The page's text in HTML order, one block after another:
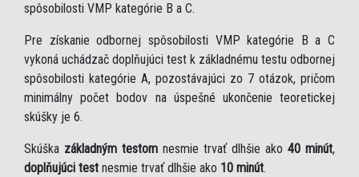
spôsobilosti VMP kategórie B a C.
Pre získanie odbornej spôsobilosti VMP kategórie B a C
vykoná uchádzač doplňujúci test k základnému testu odbornej
spôsobilosti kategórie A, pozostávajúci zo 7 otázok, pričom
minimálny počet bodov na úspešné ukončenie teoretickej
skúšky je 6.
Skúška základným testom nesmie trvať dlhšie ako 40 minút,
doplňujúci test nesmie trvať dlhšie ako 10 minút.